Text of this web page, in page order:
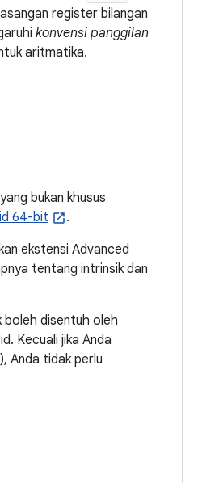
register bilangan
konvensi panggilan
aritmatika.
bukan khusus
64-bit
.
ekstensi Advanced
tentang intrinsik dan
disentuh oleh
Kecuali jika Anda
Anda tidak perlu